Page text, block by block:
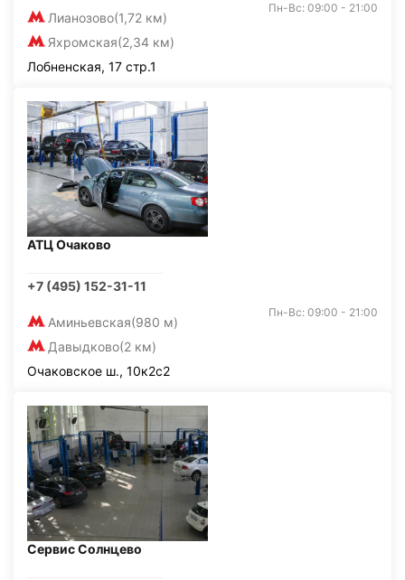
Лианозово(1,72 км)
Яхромская(2,34 км)
Пн-Вс: 09:00 - 21:00
Лобненская, 17 стр.1
АТЦ Очаково
+7 (495) 152-31-11
Аминьевская(980 м)
Давыдково(2 км)
Пн-Вс: 09:00 - 21:00
Очаковское ш., 10к2с2
Сервис Солнцево